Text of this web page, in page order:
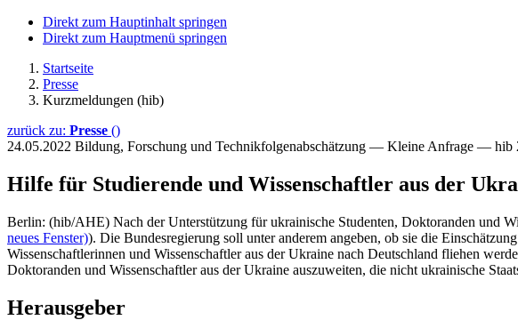
Direkt zum Hauptinhalt springen
Direkt zum Hauptmenü springen
Startseite
Presse
Kurzmeldungen (hib)
zurück zu: Presse ()
24.05.2022 Bildung, Forschung und Technikfolgenabschätzung — Kleine Anfrage — hib
Hilfe für Studierende und Wissenschaftler aus der
Berlin: (hib/AHE) Nach der Unterstützung für ukrainische Studenten, Doktoranden und
neues Fenster)). Die Bundesregierung soll unter anderem angeben, ob sie die
Wissenschaftlerinnen und Wissenschaftler aus der Ukraine nach Deutschland fliehen
Doktoranden und Wissenschaftler aus der Ukraine auszuweiten, die nicht ukrainische
Herausgeber